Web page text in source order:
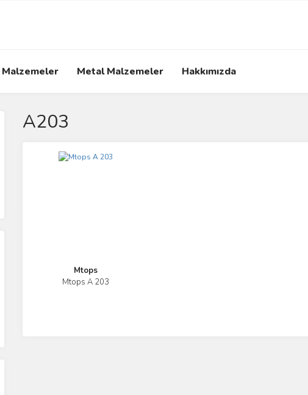
Malzemeler Metal Malzemeler Hakkımızda
A203
Mtops
Mtops A 203